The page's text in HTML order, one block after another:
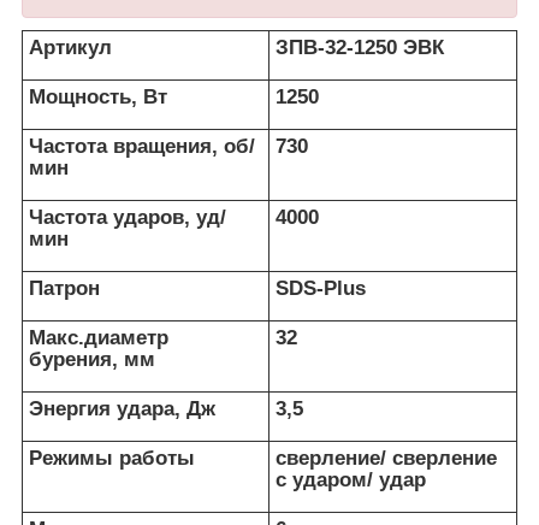
Артикул ЗПВ-32-1250 ЭВК
Мощность, Вт 1250
Частота вращения, об/
мин
730
Частота ударов, уд/
мин
4000
Патрон SDS-Plus
Макс.диаметр
бурения, мм
32
Энергия удара, Дж 3,5
Режимы работы
сверление/ сверление
с ударом/ удар